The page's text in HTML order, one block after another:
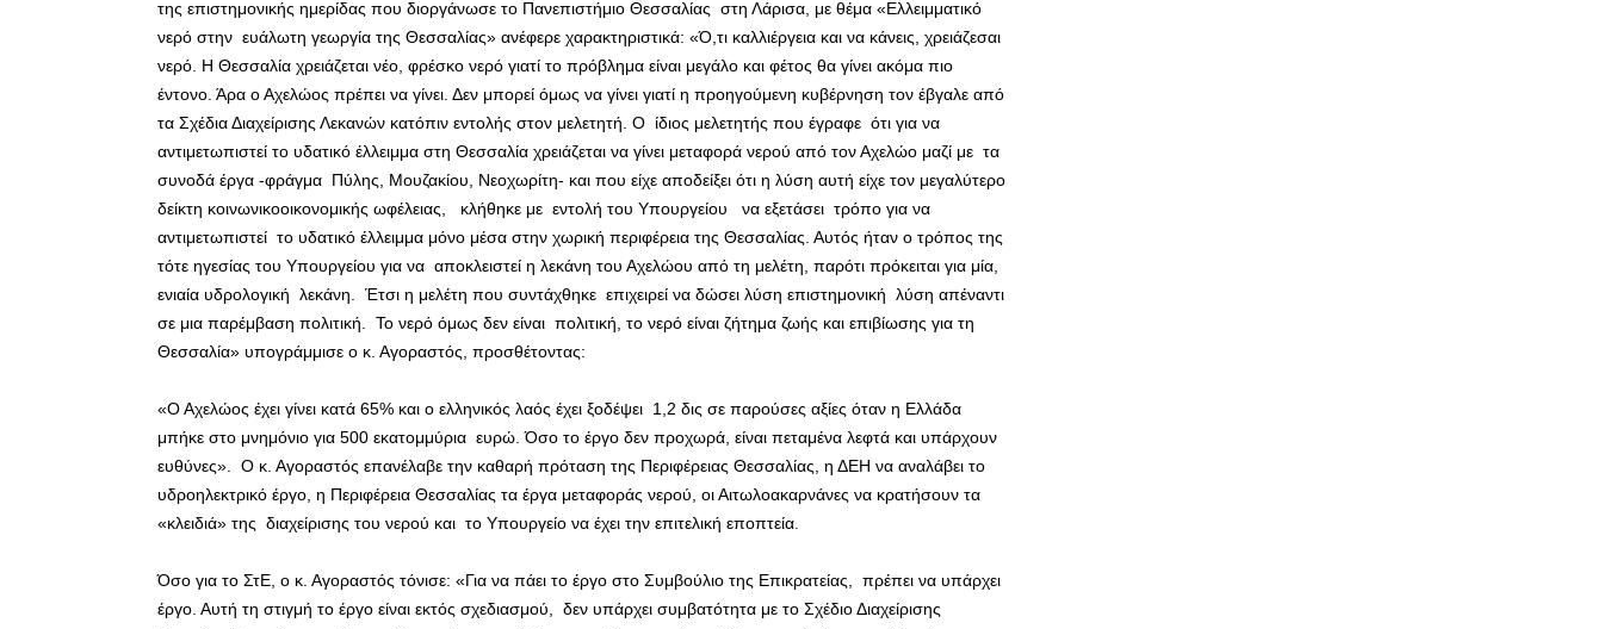
της επιστημονικής ημερίδας που διοργάνωσε το Πανεπιστήμιο Θεσσαλίας στη Λάρισα, με θέμα «Ελλειμματικό
νερό στην ευάλωτη γεωργία της Θεσσαλίας» ανέφερε χαρακτηριστικά: «Ό,τι καλλιέργεια και να κάνεις, χρειάζεσαι
νερό. Η Θεσσαλία χρειάζεται νέο, φρέσκο νερό γιατί το πρόβλημα είναι μεγάλο και φέτος θα γίνει ακόμα πιο
έντονο. Άρα ο Αχελώος πρέπει να γίνει. Δεν μπορεί όμως να γίνει γιατί η προηγούμενη κυβέρνηση τον έβγαλε από
τα Σχέδια Διαχείρισης Λεκανών κατόπιν εντολής στον μελετητή. Ο ίδιος μελετητής που έγραφε ότι για να
αντιμετωπιστεί το υδατικό έλλειμμα στη Θεσσαλία χρειάζεται να γίνει μεταφορά νερού από τον Αχελώο μαζί με τα
συνοδά έργα -φράγμα Πύλης, Μουζακίου, Νεοχωρίτη- και που είχε αποδείξει ότι η λύση αυτή είχε τον μεγαλύτερο
δείκτη κοινωνικοοικονομικής ωφέλειας, κλήθηκε με εντολή του Υπουργείου να εξετάσει τρόπο για να
αντιμετωπιστεί το υδατικό έλλειμμα μόνο μέσα στην χωρική περιφέρεια της Θεσσαλίας. Αυτός ήταν ο τρόπος της
τότε ηγεσίας του Υπουργείου για να αποκλειστεί η λεκάνη του Αχελώου από τη μελέτη, παρότι πρόκειται για μία,
ενιαία υδρολογική λεκάνη. Έτσι η μελέτη που συντάχθηκε επιχειρεί να δώσει λύση επιστημονική λύση απέναντι
σε μια παρέμβαση πολιτική. Το νερό όμως δεν είναι πολιτική, το νερό είναι ζήτημα ζωής και επιβίωσης για τη
Θεσσαλία» υπογράμμισε ο κ. Αγοραστός, προσθέτοντας:
«Ο Αχελώος έχει γίνει κατά 65% και ο ελληνικός λαός έχει ξοδέψει 1,2 δις σε παρούσες αξίες όταν η Ελλάδα
μπήκε στο μνημόνιο για 500 εκατομμύρια ευρώ. Όσο το έργο δεν προχωρά, είναι πεταμένα λεφτά και υπάρχουν
ευθύνες». Ο κ. Αγοραστός επανέλαβε την καθαρή πρόταση της Περιφέρειας Θεσσαλίας, η ΔΕΗ να αναλάβει το
υδροηλεκτρικό έργο, η Περιφέρεια Θεσσαλίας τα έργα μεταφοράς νερού, οι Αιτωλοακαρνάνες να κρατήσουν τα
«κλειδιά» της διαχείρισης του νερού και το Υπουργείο να έχει την επιτελική εποπτεία.
Όσο για το ΣτΕ, ο κ. Αγοραστός τόνισε: «Για να πάει το έργο στο Συμβούλιο της Επικρατείας, πρέπει να υπάρχει
έργο. Αυτή τη στιγμή το έργο είναι εκτός σχεδιασμού, δεν υπάρχει συμβατότητα με το Σχέδιο Διαχείρισης